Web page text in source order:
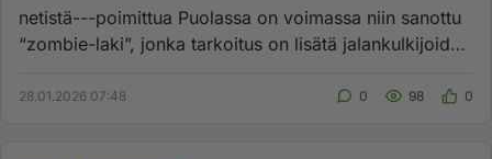
netistä---poimittua Puolassa on voimassa niin sanottu
“zombie-laki”, jonka tarkoitus on lisätä jalankulkijoiden
28.01.2026 07:48 0 98 0